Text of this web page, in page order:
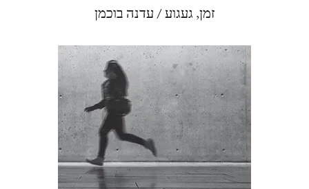
זמן, געגוע / עדנה בוכמן